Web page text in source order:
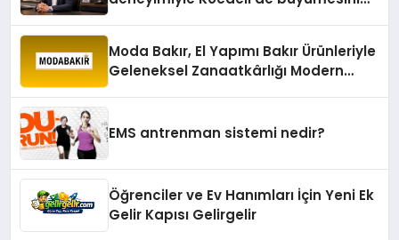
Moda Bakır, El Yapımı Bakır Ürünleriyle
Geleneksel Zanaatkârlığı Modern
EMS antrenman sistemi nedir?
Öğrenciler ve Ev Hanımları İçin Yeni Ek
Gelir Kapısı Gelirgelir